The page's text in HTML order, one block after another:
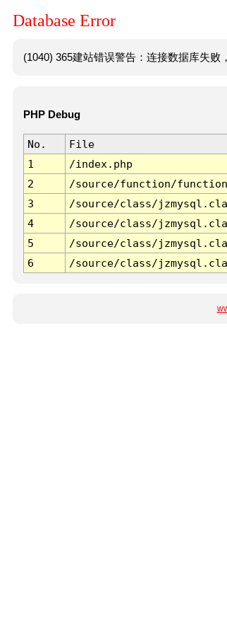
Database Error
(1040) 365建站错误警告：连接数据库失败
PHP Debug
No. File
1
/index.php
2
/source/function/
3
/source/class/
4
/source/class/
5
/source/class/
6
/source/class/